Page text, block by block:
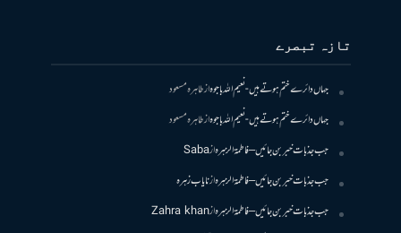
تازہ تبصرے
جہاں دائرے ختم ہوتے ہیں- نعیم اللہ باجوہازطاہرہ مسعود
جہاں دائرے ختم ہوتے ہیں- نعیم اللہ باجوہازطاہرہ مسعود
جب جذبات خبر بن جائیں – فاطمۃالزہرہازSaba
جب جذبات خبر بن جائیں – فاطمۃالزہرہازنایاب زہرہ
جب جذبات خبر بن جائیں – فاطمۃالزہرہازZahra khan